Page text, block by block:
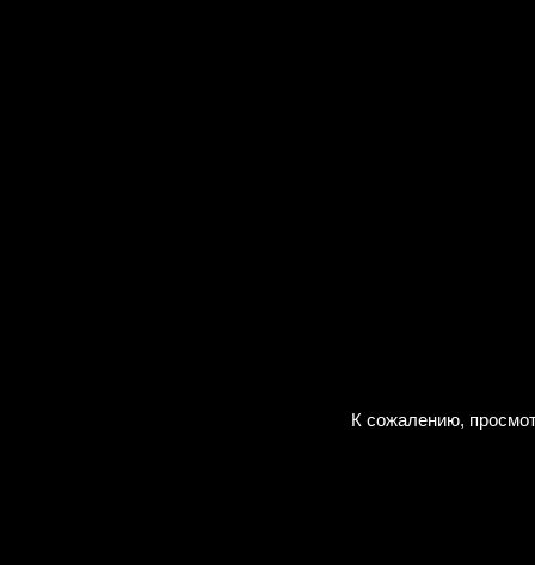
К сожалению,